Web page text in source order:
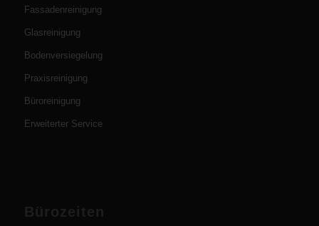
Fassadenreinigung
Glasreinigung
Bodenversiegelung
Praxisreinigung
Büroreinigung
Erweiterter Service